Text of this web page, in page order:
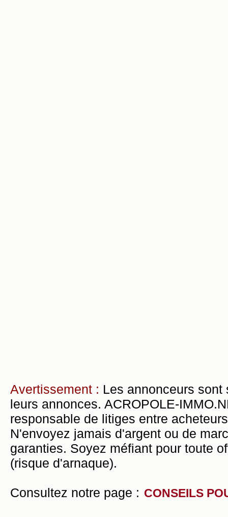
Avertissement : Les annonceurs
leurs annonces. ACROPOLE-
responsable de litiges entre
N'envoyez jamais d'argent ou de
garanties. Soyez méfiant pour toute
(risque d'arnaque).
Consultez notre page : CONSEILS